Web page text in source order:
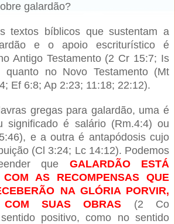
galardão?
textos bíblicos que sustentam a
e o apoio escriturístico é
Antigo Testamento (2 Cr 15:7; Is
quanto no Novo Testamento (Mt
Ef 6:8; Ap 2:23; 11:18; 22:12).
gregas para galardão, uma é
significado é salário (Rm.4:4) ou
e a outra é antapódosis cujo
(Cl 3:24; Lc 14:12). Podemos
que GALARDÃO ESTÁ
COM AS RECOMPENSAS QUE
NA GLÓRIA PORVIR,
SUAS OBRAS (2 Co
positivo, como no sentido